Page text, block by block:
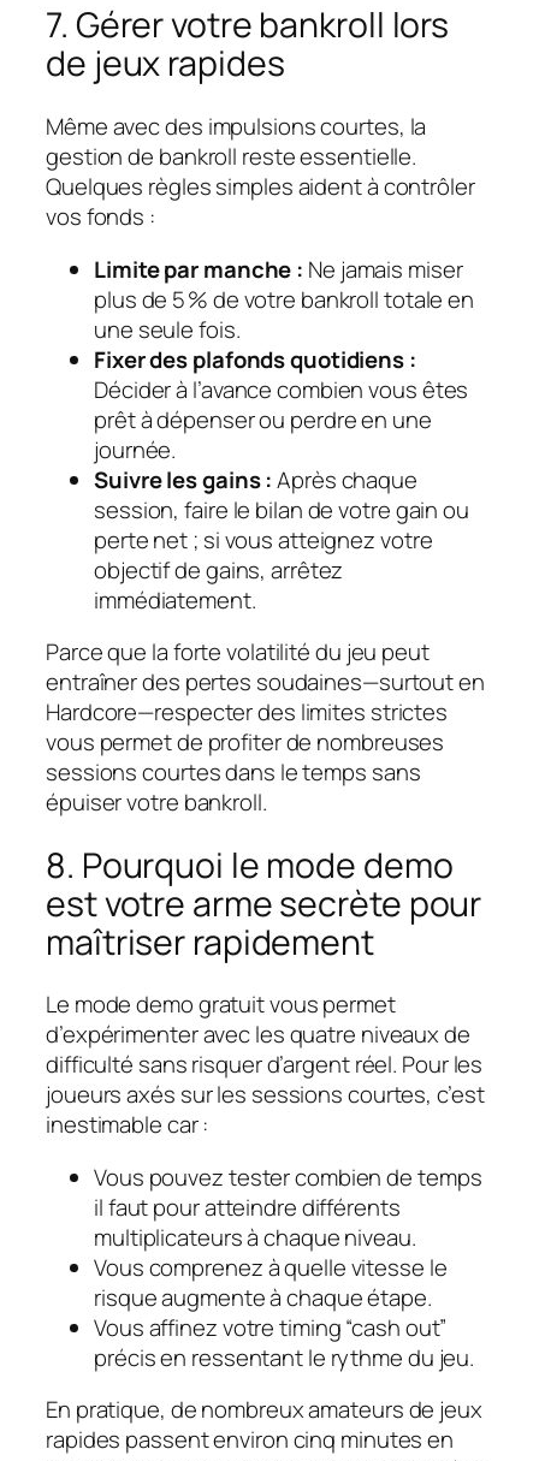
7. Gérer votre bankroll lors
de jeux rapides
Même avec des impulsions courtes, la
gestion de bankroll reste essentielle.
Quelques règles simples aident à contrôler
vos fonds :
Limite par manche : Ne jamais miser
plus de 5 % de votre bankroll totale en
une seule fois.
Fixer des plafonds quotidiens :
Décider à l’avance combien vous êtes
prêt à dépenser ou perdre en une
journée.
Suivre les gains :Après chaque
session, faire le bilan de votre gain ou
perte net ; si vous atteignez votre
objectif de gains, arrêtez
immédiatement.
Parce que la forte volatilité du jeu peut
entraîner des pertes soudaines—surtout en
Hardcore—respecter des limites strictes
vous permet de profiter de nombreuses
sessions courtes dans le temps sans
épuiser votre bankroll.
8. Pourquoi le mode demo
est votre arme secrète pour
maîtriser rapidement
Le mode demo gratuit vous permet
d’expérimenter avec les quatre niveaux de
difficulté sans risquer d’argent réel. Pour les
joueurs axés sur les sessions courtes, c’est
inestimable car :
Vous pouvez tester combien de temps
il faut pour atteindre différents
multiplicateurs à chaque niveau.
Vous comprenez à quelle vitesse le
risque augmente à chaque étape.
Vous affinez votre timing “cash out”
précis en ressentant le rythme du jeu.
En pratique, de nombreux amateurs de jeux
rapides passent environ cinq minutes en